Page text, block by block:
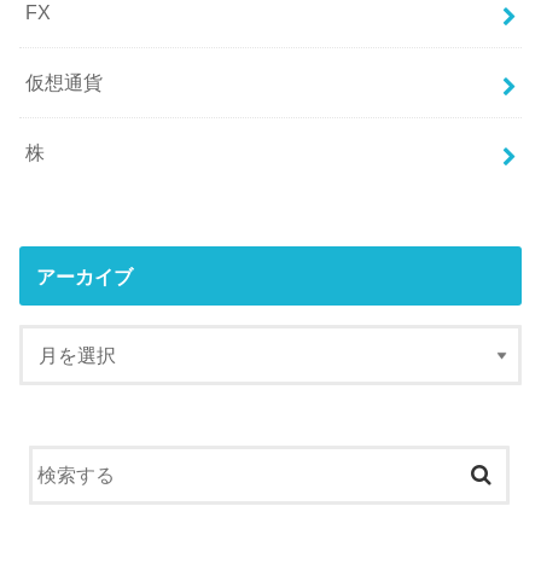
FX
仮想通貨
株
アーカイブ